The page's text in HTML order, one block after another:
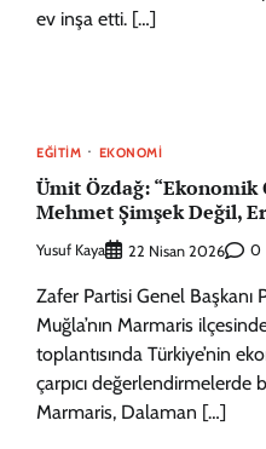
ev inşa etti. […]
EĞITIM EKONOMI
Ümit Özdağ:
Mehmet Şimşek Değil,
Yusuf Kaya 22 Nisan 2026 0
Zafer Partisi Genel
Muğla’nın Marmaris
toplantısında Türkiye’nin
çarpıcı değerlendirmelerde
Marmaris, Dalaman […]